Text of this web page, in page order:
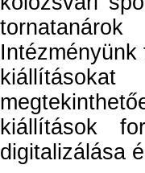
kiállítások
digitalizálása